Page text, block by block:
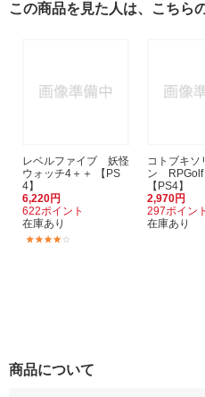
この商品を見た人は、こちら
レベルファイブ 妖怪
ウォッチ4＋＋ 【PS
4】
6,220円
622ポイント
在庫あり
コトブキソ
ン RPGolf
【PS4】
2,970円
297ポイント
在庫あり
商品について